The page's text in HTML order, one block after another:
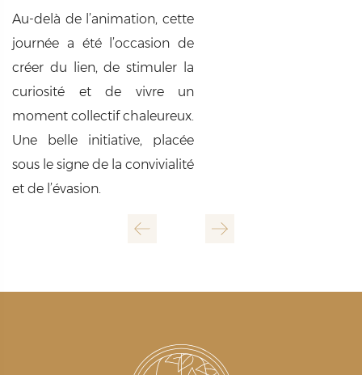
Au-delà de l’animation, cette
journée a été l’occasion de
créer du lien, de stimuler la
curiosité et de vivre un
moment collectif chaleureux.
Une belle initiative, placée
sous le signe de la convivialité
et de l’évasion.